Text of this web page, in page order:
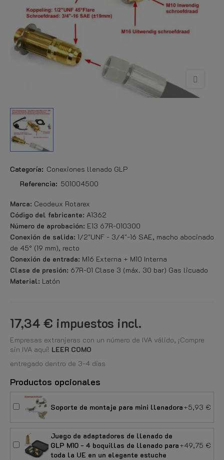
Categoría: Conexiones llenado GLP
Referencia: 501004500
Marca: Ceodeux Rotarex
Código del fabricante: A1362
Número de aprobación: E13 67R-010300
Conexión de salida: 1/2"UNF - 3/4"-16 SAE, macho abocinado
de 45° (19 mm), recto
Conexión de entrada: M16 Externa + M10 Interna
Clase de presión: 67R-01 Clase 3 (máx. 30 bar) Gas licuado
Material: Latón
17,34 € impuestos incl.
Empresas extranjeras con un número de IVA válido, ¡Compre
sin IVA aquí! LEER COMO
entregado dentro de 3-4 días
Productos opcionales
Soporte de montaje para mini llenadora+5,93 €
Juego de adaptadores de llenado de
GLP M10 - 4 boquillas de llenado para
toda la UE en un elegante estuche
+49,75 €